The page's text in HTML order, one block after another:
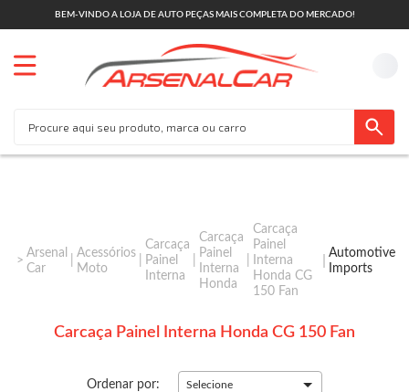
BEM-VINDO A LOJA DE AUTO PEÇAS MAIS COMPLETA DO MERCADO!
Arsenal
Car
Acessórios
Moto
Carcaça
Painel
Interna
Carcaça
Painel
Interna
Honda
Carcaça
Painel
Interna
Honda CG
150 Fan
Automotive
Imports
Carcaça Painel Interna Honda CG 150 Fan
Ordenar por: Selecione